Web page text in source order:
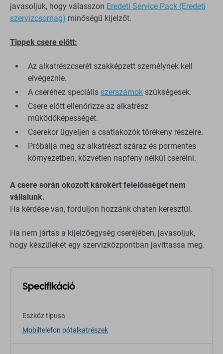
javasoljuk, hogy válasszon Eredeti Service Pack (Eredeti
szervizcsomag) minőségű kijelzőt.
Tippek csere előtt:
Az alkatrészcserét szakképzett személynek kell
elvégeznie.
A cseréhez speciális szerszámok szükségesek.
Csere előtt ellenőrizze az alkatrész
működőképességét.
Cserekor ügyeljen a csatlakozók törékeny részeire.
Próbálja meg az alkatrészt száraz és pormentes
környezetben, közvetlen napfény nélkül cserélni.
A csere során okozott károkért felelősséget nem
vállalunk.
Ha kérdése van, forduljon hozzánk chaten keresztül.
Ha nem jártas a kijelzőegység cseréjében, javasoljuk,
hogy készülékét egy szervizközpontban javíttassa meg.
Specifikáció
Eszköz típusa
Mobiltelefon pótalkatrészek